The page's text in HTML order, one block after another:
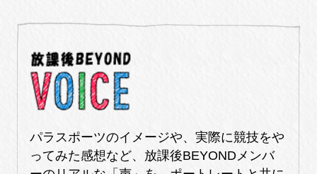
パラスポーツのイメージや、実際に競技をや
ってみた感想など、放課後BEYONDメンバ